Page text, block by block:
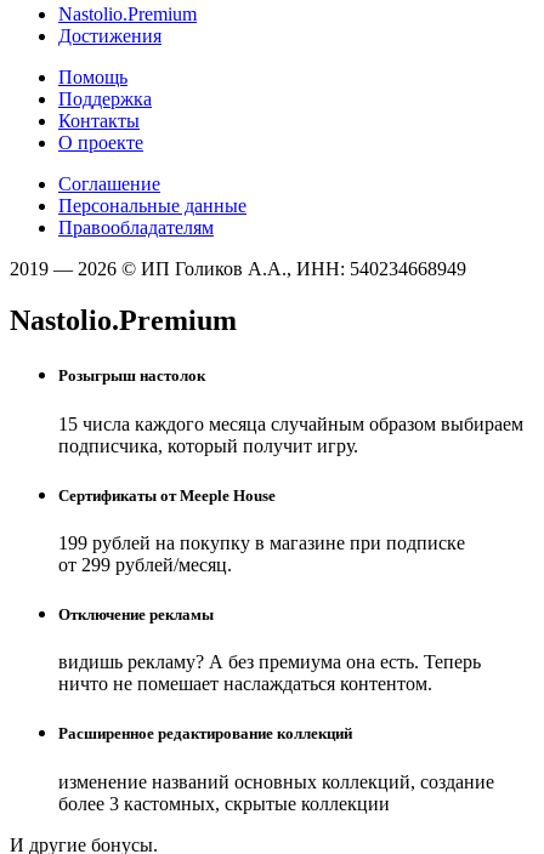
Nastolio.Premium
Достижения
Помощь
Поддержка
Контакты
О проекте
Соглашение
Персональные данные
Правообладателям
2019 — 2026 © ИП Голиков А.А., ИНН: 540234668949
Nastolio.Premium
Розыгрыш настолок
15 числа каждого месяца случайным образом выбираем
подписчика, который получит игру.
Сертификаты от Meeple House
199 рублей на покупку в магазине при подписке
от 299 рублей/месяц.
Отключение рекламы
видишь рекламу? А без премиума она есть. Теперь
ничто не помешает наслаждаться контентом.
Расширенное редактирование коллекций
изменение названий основных коллекций, создание
более 3 кастомных, скрытые коллекции
И другие бонусы.